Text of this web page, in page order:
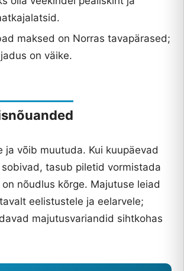
maksed on Norras tavapärased;
on väike.
ja võib muutuda. Kui kuupäevad
sobivad, tasub piletid vormistada
nõudlus kõrge. Majutuse leiad
eelistustele ja eelarvele;
majutusvariandid sihtkohas